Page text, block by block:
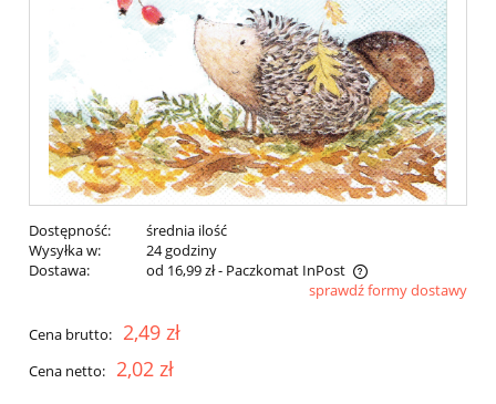
Dostępność:
średnia ilość
Wysyłka w:
24 godziny
Dostawa:
od 16,99 zł- Paczkomat InPost
Cena nie zawiera ewentualnych kosztów płatnościsprawdź formy dostawy
Cena brutto: 2,49 zł
Cena netto: 2,02 zł